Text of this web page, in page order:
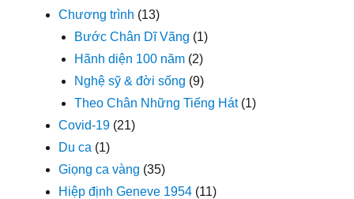
Chương trình (13)
Bước Chân Dĩ Vãng (1)
Hãnh diện 100 năm (2)
Nghệ sỹ & đời sống (9)
Theo Chân Những Tiếng Hát(1)
Covid-19 (21)
Du ca (1)
Giọng ca vàng (35)
Hiệp định Geneve 1954 (11)